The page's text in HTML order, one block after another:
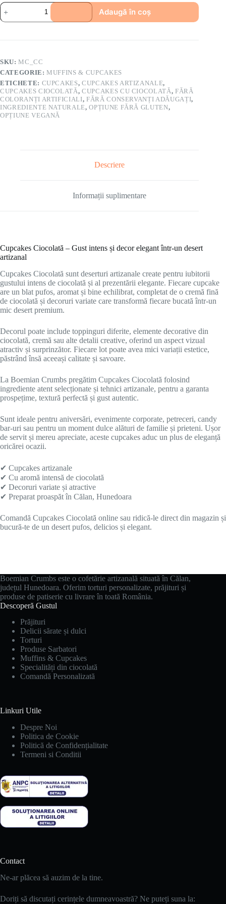
Adaugă în coș
SKU:MC_CC
CATEGORIE:MUFFINS & CUPCAKES
ETICHETE: CUPCAKES,CUPCAKES ARTIZANALE,
CUPCAKES CIOCOLATĂ,CUPCAKES CU CIOCOLATĂ, FĂRĂ
COLORANȚI ARTIFICIALI, FĂRĂ CONSERVANȚI ADĂUGAȚI,
INGREDIENTE NATURALE,OPȚIUNE FĂRĂ GLUTEN,
OPȚIUNE VEGANĂ
Descriere
Informații suplimentare
Cupcakes Ciocolată – Gust intens și decor elegant într-un desert
artizanal
Cupcakes Ciocolată sunt deserturi artizanale create pentru iubitorii
gustului intens de ciocolată și al prezentării elegante. Fiecare cupcake
are un blat pufos, aromat și bine echilibrat, completat de o cremă fină
de ciocolată și decoruri variate care transformă fiecare bucată într-un
mic desert premium.
Decorul poate include toppinguri diferite, elemente decorative din
ciocolată, cremă sau alte detalii creative, oferind un aspect vizual
atractiv și surprinzător. Fiecare lot poate avea mici variații estetice,
păstrând însă aceeași calitate și savoare.
La Boemian Crumbs pregătim Cupcakes Ciocolată folosind
ingrediente atent selecționate și tehnici artizanale, pentru a garanta
prospețime, textură perfectă și gust autentic.
Sunt ideale pentru aniversări, evenimente corporate, petreceri, candy
bar-uri sau pentru un moment dulce alături de familie și prieteni. Ușor
de servit și mereu apreciate, aceste cupcakes aduc un plus de eleganță
oricărei ocazii.
✔ Cupcakes artizanale
✔ Cu aromă intensă de ciocolată
✔ Decoruri variate și atractive
✔ Preparat proaspăt în Călan, Hunedoara
Comandă Cupcakes Ciocolată online sau ridică-le direct din magazin și
bucură-te de un desert pufos, delicios și elegant.
Boemian Crumbs este o cofetărie artizanală situată în Călan,
județul Hunedoara. Oferim torturi personalizate, prăjituri și
produse de patiserie cu livrare în toată România.
Descoperă Gustul
Prăjituri
Delicii sărate și dulci
Torturi
Produse Sarbatori
Muffins & Cupcakes
Specialități din ciocolată
Comandă Personalizată
Linkuri Utile
Despre Noi
Politica de Cookie
Politică de Confidențialitate
Termeni si Conditii
Contact
Ne-ar plăcea să auzim de la tine.
Doriți să discutați cerințele dumneavoastră? Ne puteți suna la: